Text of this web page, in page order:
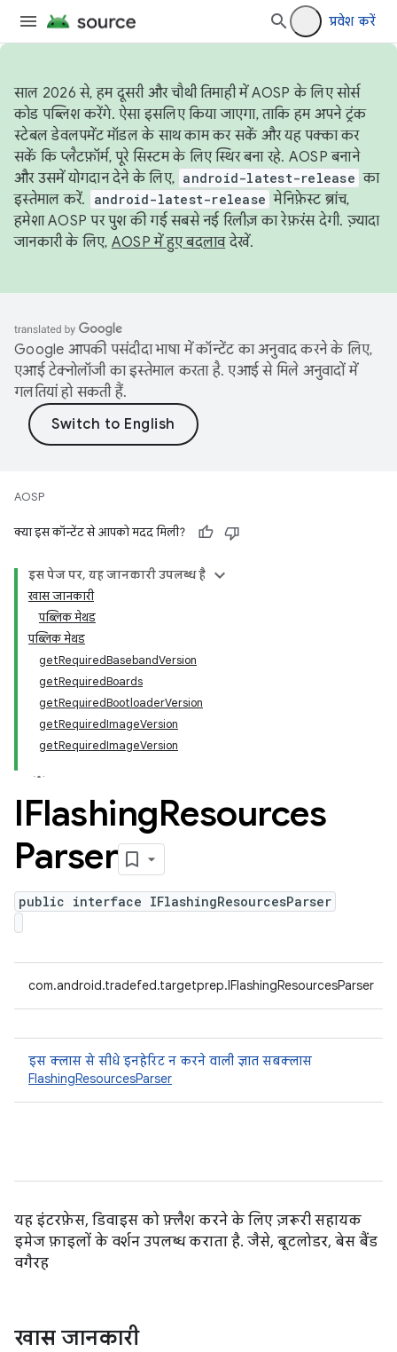
प्रवेश करें
साल 2026 से, हम दूसरी और चौथी तिमाही में AOSP के लिए सोर्स
कोड पब्लिश करेंगे. ऐसा इसलिए किया जाएगा, ताकि हम अपने ट्रंक
स्टेबल डेवलपमेंट मॉडल के साथ काम कर सकें और यह पक्का कर
सकें कि प्लैटफ़ॉर्म, पूरे सिस्टम के लिए स्थिर बना रहे. AOSP बनाने
और उसमें योगदान देने के लिए, android-latest-release का
इस्तेमाल करें.
android-latest-release मेनिफ़ेस्ट ब्रांच,
हमेशा AOSP पर पुश की गई सबसे नई रिलीज़ का रेफ़रंस देगी. ज़्यादा
जानकारी के लिए, AOSP में हुए बदलावदेखें.
Google आपकी पसंदीदा भाषा में कॉन्टेंट का अनुवाद करने के लिए,
एआई टेक्नोलॉजी का इस्तेमाल करता है. एआई से मिले अनुवादों में
गलतियां हो सकती हैं.
AOSP
क्या इस कॉन्टेंट से आपको मदद मिली?
इस पेज पर, यह जानकारी उपलब्ध है
खास जानकारी
पब्लिक मेथड
पब्लिक मेथड
getRequiredBasebandVersion
getRequiredBoards
getRequiredBootloaderVersion
getRequiredImageVersion
getRequiredImageVersion
IFlashingResources
Parser
public interface IFlashingResourcesParser
com.android.tradefed.targetprep.IFlashingResourcesParser
इस क्लास से सीधे इनहेरिट न करने वाली ज्ञात सबक्लास
FlashingResourcesParser
यह इंटरफ़ेस, डिवाइस को फ़्लैश करने के लिए ज़रूरी सहायक
इमेज फ़ाइलों के वर्शन उपलब्ध कराता है. जैसे, बूटलोडर, बेस बैंड
वगैरह
खास जानकारी